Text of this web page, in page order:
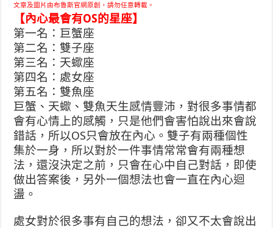
文章及圖片由布魯斯官網原創，請勿任意轉載。
【內心最會有OS的星座】
第一名：巨蟹座
第二名：雙子座
第三名：天蠍座
第四名：處女座
第五名：雙魚座
巨蟹、天蠍、雙魚天生感情豐沛，對很多事情都
會有心情上的感觸，只是他們會害怕說出來會說
錯話，所以OS只會放在內心。雙子有兩種個性
集於一身，所以對於一件事情常常會有兩種想
法，還沒決定之前，只會在心中自己對話，即使
做出答案後，另外一個想法也會一直在內心迴
盪。
處女對於很多事有自己的想法，卻又不太會說出